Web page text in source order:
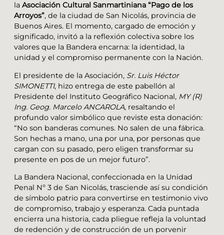
la Asociación Cultural Sanmartiniana “Pago de los
Arroyos”, de la ciudad de San Nicolás, provincia de
Buenos Aires. El momento, cargado de emoción y
significado, invitó a la reflexión colectiva sobre los
valores que la Bandera encarna: la identidad, la
unidad y el compromiso permanente con la Nación.
El presidente de la Asociación, Sr. Luis Héctor
SIMONETTI, hizo entrega de este pabellón al
Presidente del Instituto Geográfico Nacional, MY (R)
Ing. Geog. Marcelo ANCAROLA, resaltando el
profundo valor simbólico que reviste esta donación:
“No son banderas comunes. No salen de una fábrica.
Son hechas a mano, una por una, por personas que
cargan con su pasado, pero eligen transformar su
presente en pos de un mejor futuro”.
La Bandera Nacional, confeccionada en la Unidad
Penal Nº 3 de San Nicolás, trasciende así su condición
de símbolo patrio para convertirse en testimonio vivo
de compromiso, trabajo y esperanza. Cada puntada
encierra una historia, cada pliegue refleja la voluntad
de redención y de construcción de un porvenir